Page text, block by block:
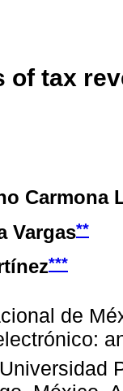
of tax
Carmona
Vargas**
***
de